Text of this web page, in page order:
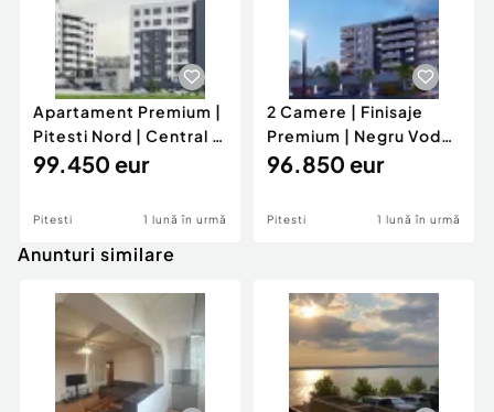
Apartament Premium |
Pitesti Nord | Central |
Langa padure |
99.450 eur
Pitesti 1 lună în urmă
2 Camere | Finisaje
Premium | Negru Voda |
Central | Langa p
96.850 eur
Pitesti 1 lună în urmă
Anunturi similare